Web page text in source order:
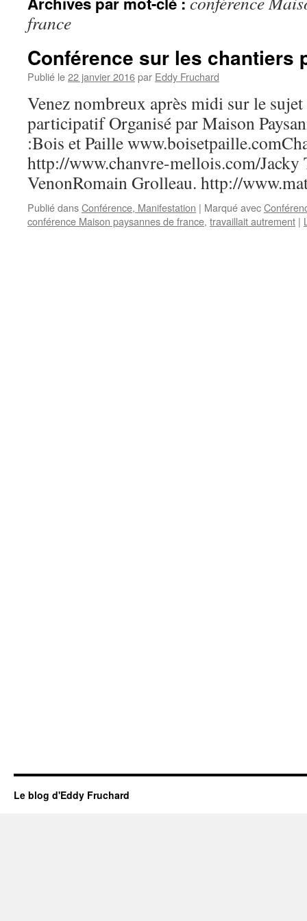
france
Conférence sur les chantiers
Publié le22 janvier 2016par Eddy Fruchard
Venez nombreux après midi sur le
participatif Organisé par Maison
:Bois et Paille
http://www.chanvre-mellois.com/
VenonRomain Grolleau. http://
Publié dansConférence, Manifestation | Marqué avec
conférence Maison paysannes de france, travaillait autrement |
Le blog d'Eddy Fruchard